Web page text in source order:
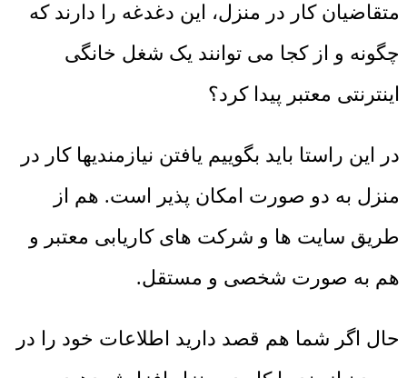
متقاضیان کار در منزل، این دغدغه را دارند که
چگونه و از کجا می توانند یک شغل خانگی
اینترنتی معتبر پیدا کرد؟
در این راستا باید بگوییم یافتن نیازمندیها کار در
منزل به دو صورت امکان پذیر است. هم از
طریق سایت ها و شرکت های کاریابی معتبر و
هم به صورت شخصی و مستقل.
حال اگر شما هم قصد دارید اطلاعات خود را در